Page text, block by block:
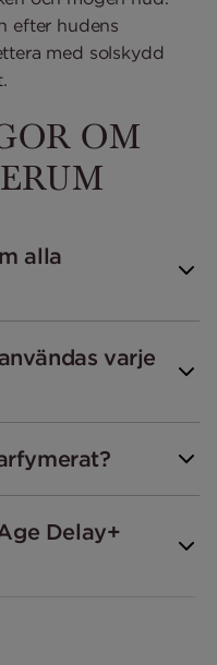
efter hudens
med solskydd
OM
alla
varje
Delay+